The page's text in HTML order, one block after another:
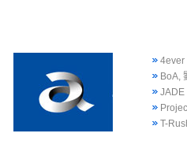
4ever
BoA,
JADE
T-